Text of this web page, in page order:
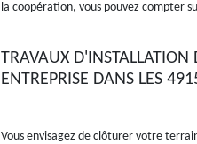
la coopération, vous pouvez compter
TRAVAUX D'INSTALLATION
ENTREPRISE DANS LES
Vous envisagez de clôturer votre